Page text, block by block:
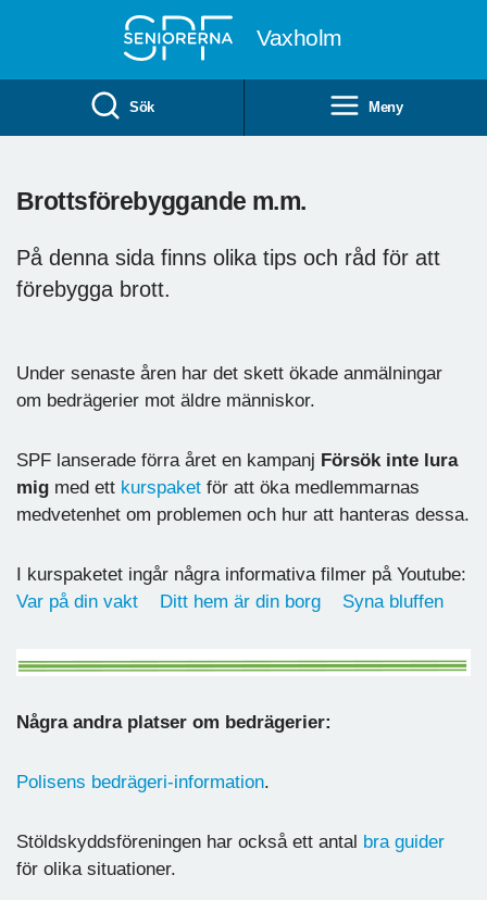
Vaxholm
Sök Meny
Brottsförebyggande m.m.
På denna sida finns olika tips och råd för att
förebygga brott.
Under senaste åren har det skett ökade anmälningar
om bedrägerier mot äldre människor.
SPF lanserade förra året en kampanj Försök inte lura
mig med ett kurspaket för att öka medlemmarnas
medvetenhet om problemen och hur att hanteras dessa.
I kurspaketet ingår några informativa filmer på Youtube:
Var på din vakt
Ditt hem är din borg Syna bluffen
Några andra platser om bedrägerier:
Polisens bedrägeri-information.
Stöldskyddsföreningen har också ett antal bra guider
för olika situationer.